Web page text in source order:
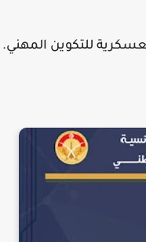
للتكوين المهني.